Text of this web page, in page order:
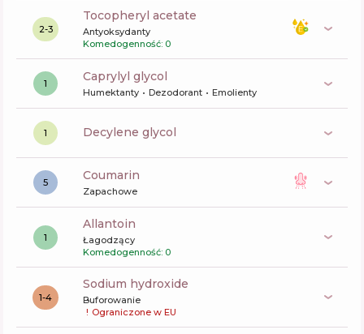
2-3
tocopheryl acetate
Antyoksydanty
Komedogenność: 0
1 caprylyl glycol
Humektanty Dezodorant Emolienty
1 decylene glycol
5 coumarin
Zapachowe
1
allantoin
Łagodzący
Komedogenność: 0
1-4
sodium hydroxide
Buforowanie
! Ograniczone w EU